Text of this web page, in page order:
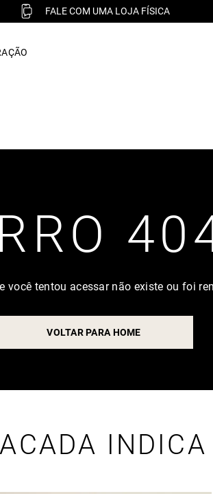
FALE COM UMA LOJA FÍSICA
você tentou acessar não existe ou foi
VOLTAR PARA HOME
INDICA